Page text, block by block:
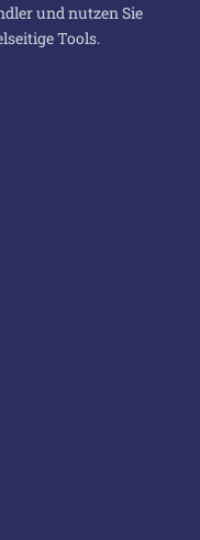
und nutzen Sie
Tools.